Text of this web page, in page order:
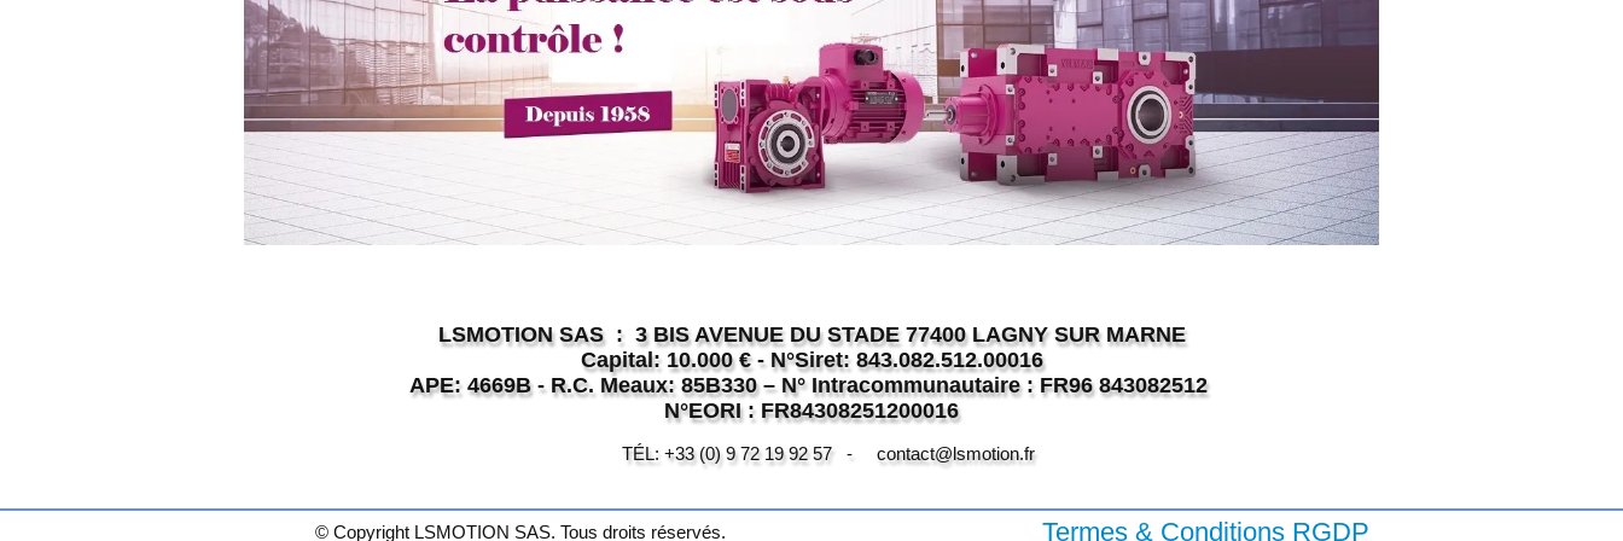
LSMOTION SAS : 3 BIS AVENUE DU STADE 77400 LAGNY SUR MARNE
Capital: 10.000 € - N°Siret: 843.082.512.00016
APE: 4669B - R.C. Meaux: 85B330 – N° Intracommunautaire : FR96 843082512
N°EORI : FR84308251200016
TÉL: +33 (0) 9 72 19 92 57 - contact@lsmotion.fr
© Copyright LSMOTION SAS. Tous droits réservés. Termes & Conditions RGDP